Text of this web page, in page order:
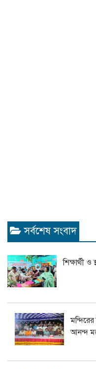
সর্বশেষ সংবাদ
শিক্ষার্থী
আনন্দ